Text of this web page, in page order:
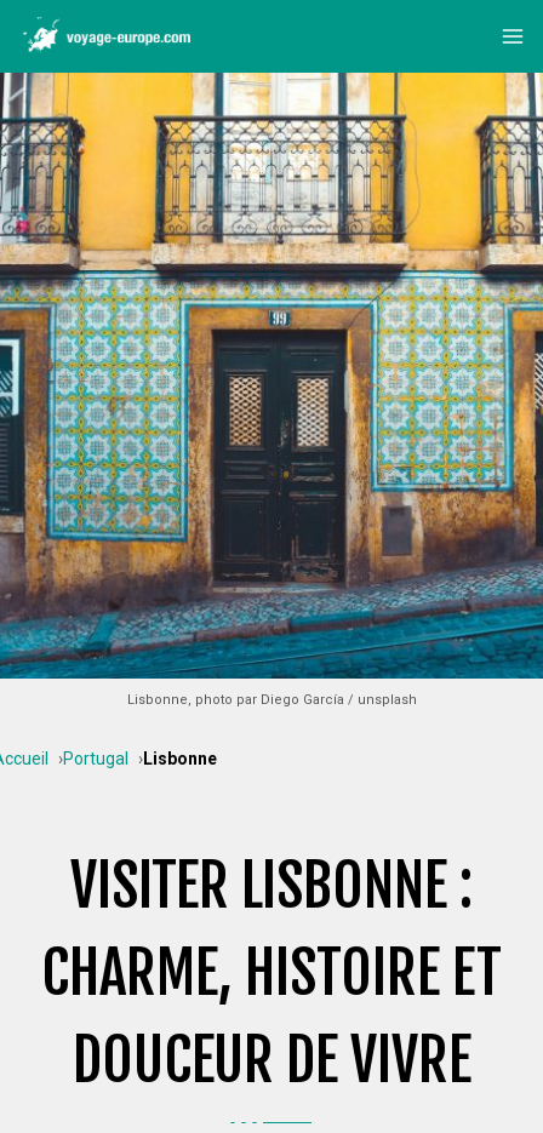
Lisbonne, photo par Diego García / unsplash
Portugal Lisbonne
VISITER LISBONNE :
CHARME, HISTOIRE ET
DOUCEUR DE VIVRE